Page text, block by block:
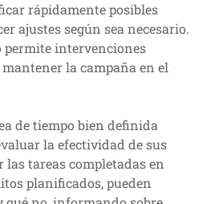
rápidamente posibles
ajustes según sea necesario.
permite intervenciones
la campaña en el
de tiempo bien definida
la efectividad de sus
tareas completadas en
planificados, pueden